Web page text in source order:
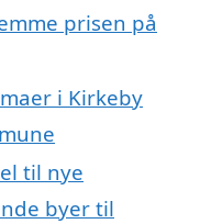
prisen på
i Kirkeby
til nye
byer til